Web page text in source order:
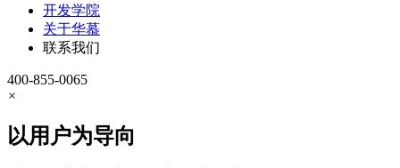
开发学院
关于华慕
联系我们
400-855-0065
×
以用户为导向